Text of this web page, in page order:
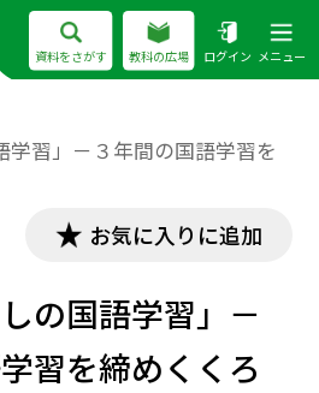
資料をさがす 教科の広場 ログイン メニュー
習」－３年間の国語学習を
お気に入りに追加
の国語学習」－
習を締めくくろ